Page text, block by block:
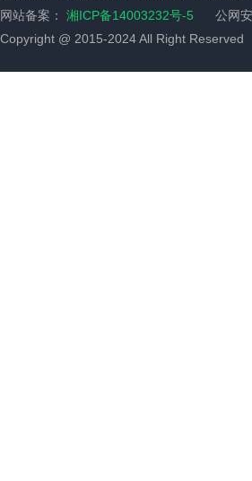
网站备案： 湘ICP备14003232号-5 公网安
Copyright @ 2015-2024 All Right Reserved